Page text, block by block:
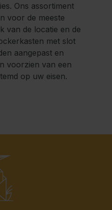
Ons assortiment
voor de meeste
van de locatie en de
met slot
aangepast en
voorzien van een
op uw eisen.